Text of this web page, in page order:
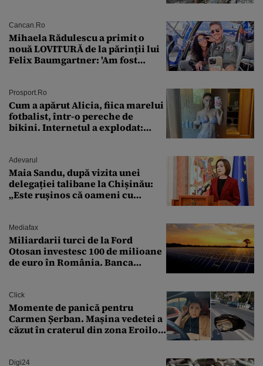
Cancan.ro
Mihaela Rădulescu a primit o
nouă LOVITURĂ de la părinții lui
Felix Baumgartner: 'Am fost
Prosport.ro
Cum a apărut Alicia, fiica marelui
fotbalist, într-o pereche de
bikini. Internetul a explodat:
Adevarul
Maia Sandu, după vizita unei
delegației talibane la Chișinău:
„Este rușinos că oameni cu
Mediafax
Miliardarii turci de la Ford
Otosan investesc 100 de milioane
de euro în România. Banca
Click
Momente de panică pentru
Carmen Șerban. Mașina vedetei a
căzut în craterul din zona Eroilor:
Digi24